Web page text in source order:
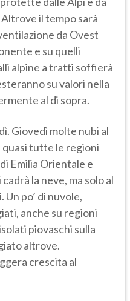
il tempo sarà
da Ovest
e su quelli
alpine a tratti soffierà
su valori nella
al di sopra.
Giovedì molte nubi al
quasi tutte le regioni
Emilia Orientale e
la neve, ma solo al
po’ di nuvole,
anche su regioni
piovaschi sulla
altrove.
crescita al